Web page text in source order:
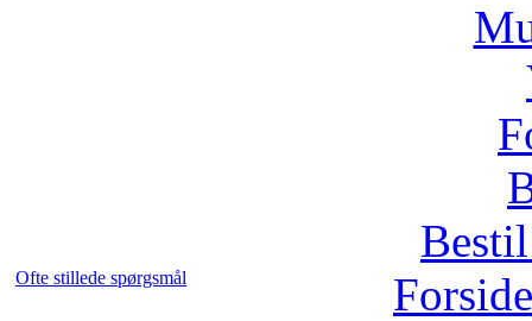
Ofte stillede spørgsmål
Forside